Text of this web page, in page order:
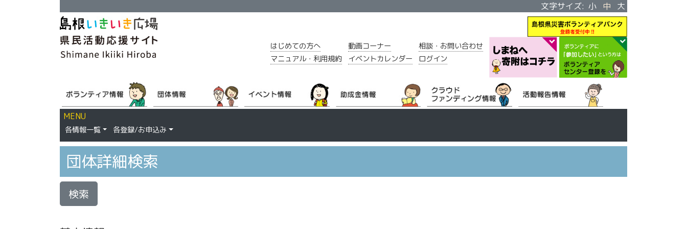
文字サイズ: 小 中 大
はじめての方へ
マニュアル・利用規約
動画コーナー
イベントカレンダー
相談・お問い合わせ
ログイン
MENU
各情報一覧 各登録/お申込み
団体詳細検索
検索